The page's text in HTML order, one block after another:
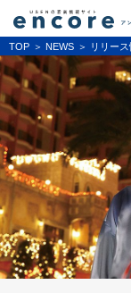
TOP NEWS リリース